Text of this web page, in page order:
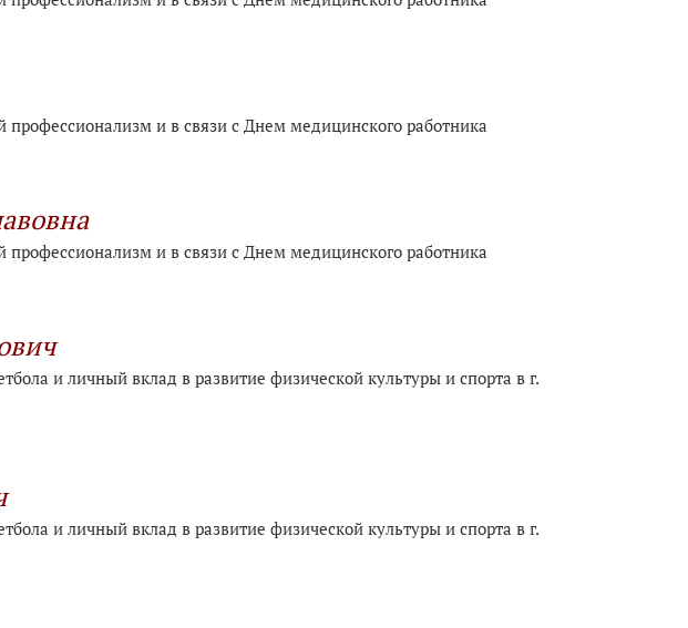
профессионализм и в связи с Днем медицинского работника
профессионализм и в связи с Днем медицинского работника
и личный вклад в развитие физической культуры и спорта в г.
и личный вклад в развитие физической культуры и спорта в г.